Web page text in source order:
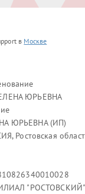
в Москве
ЮРЬЕВНА
ЮРЬЕВНА (ИП)
Ростовская